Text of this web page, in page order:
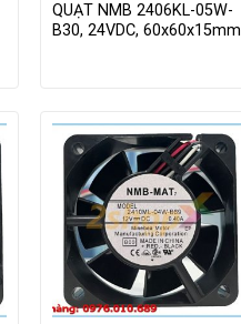
QUẠT NMB 2406KL-05W-
B30, 24VDC, 60x60x15mm